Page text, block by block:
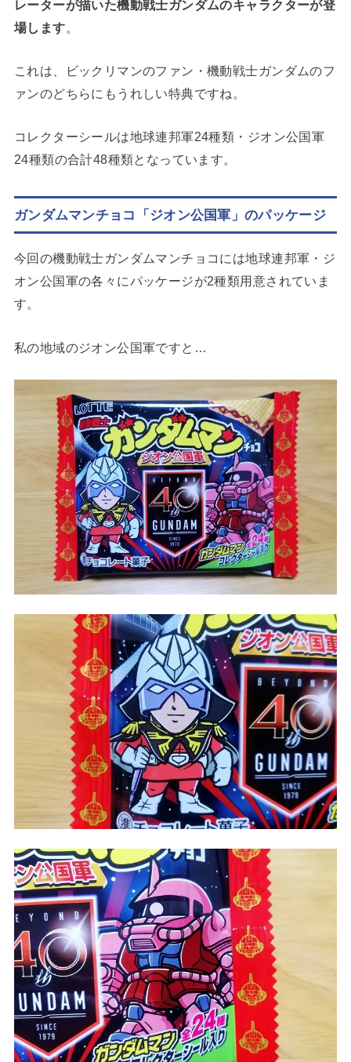
レーターが描いた機動戦士ガンダムのキャラクターが登
場します。
これは、ビックリマンのファン・機動戦士ガンダムのフ
ァンのどちらにもうれしい特典ですね。
コレクターシールは地球連邦軍24種類・ジオン公国軍
24種類の合計48種類となっています。
ガンダムマンチョコ「ジオン公国軍」のパッケージ
今回の機動戦士ガンダムマンチョコには地球連邦軍・ジ
オン公国軍の各々にパッケージが2種類用意されていま
す。
私の地域のジオン公国軍ですと…